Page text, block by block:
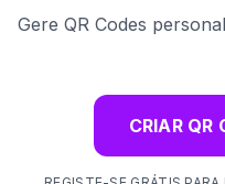
Gere QR Codes
CRIAR QR